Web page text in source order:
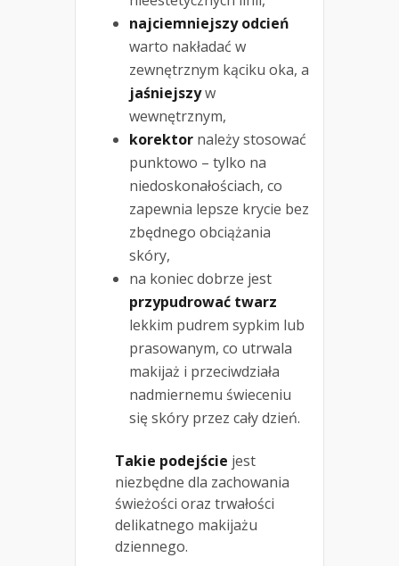
najciemniejszy odcień
warto nakładać w
zewnętrznym kąciku oka, a
jaśniejszyw
wewnętrznym,
korektor należy stosować
punktowo – tylko na
niedoskonałościach, co
zapewnia lepsze krycie bez
zbędnego obciążania
skóry,
na koniec dobrze jest
przypudrować twarz
lekkim pudrem sypkim lub
prasowanym, co utrwala
makijaż i przeciwdziała
nadmiernemu świeceniu
się skóry przez cały dzień.
Takie podejście jest
niezbędne dla zachowania
świeżości oraz trwałości
delikatnego makijażu
dziennego.